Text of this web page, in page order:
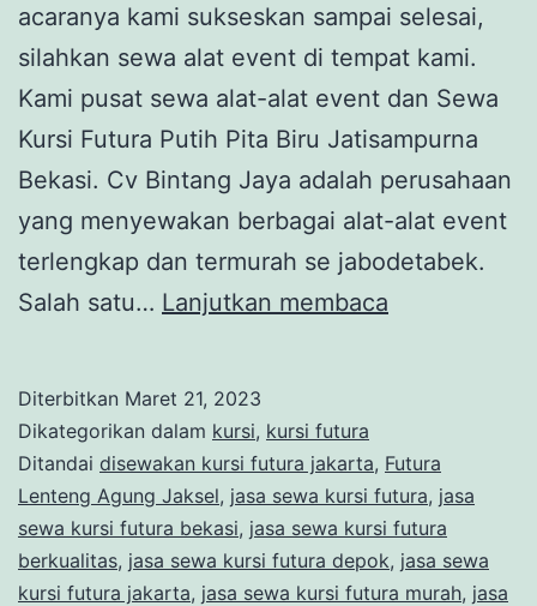
acaranya kami sukseskan sampai selesai,
silahkan sewa alat event di tempat kami.
Kami pusat sewa alat-alat event dan Sewa
Kursi Futura Putih Pita Biru Jatisampurna
Bekasi. Cv Bintang Jaya adalah perusahaan
yang menyewakan berbagai alat-alat event
terlengkap dan termurah se jabodetabek.
Salah satu… Lanjutkan membaca
PITA
BIRU
BEKASI
Diterbitkan Maret 21, 2023
Dikategorikan dalam kursi, kursi futura
Ditandai disewakan kursi futura jakarta, Futura
Lenteng Agung Jaksel, jasa sewa kursi futura, jasa
sewa kursi futura bekasi, jasa sewa kursi futura
berkualitas, jasa sewa kursi futura depok, jasa sewa
kursi futura jakarta, jasa sewa kursi futura murah, jasa